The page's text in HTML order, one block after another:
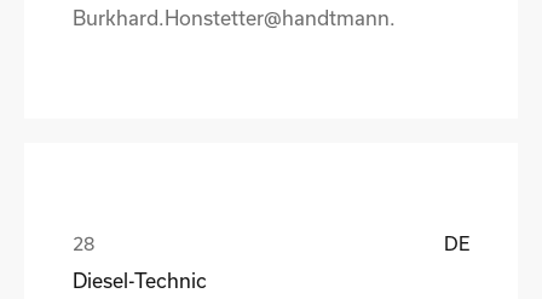
Burkhard.Honstetter@handtmann.
DE
Diesel-Technic